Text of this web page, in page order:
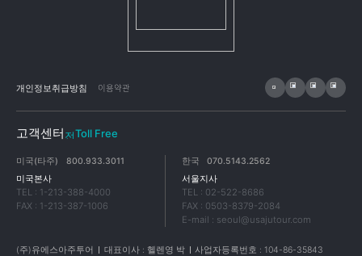
개인정보취급방침 이용약관
고객센터 Toll Free
미국(타주) 800.933.3011
미국본사
TEL : 1-213-388-4000
FAX : 1-213-387-1006
한국 070.5143.2562
서울지사
TEL : 02-522-8686
FAX : 0503-8379-2084
E-mail : seoul@usajutour.com
(주)유에스아주투어 대표이사 : 헬렌영 박 사업자등록번호 : 104-86-35843